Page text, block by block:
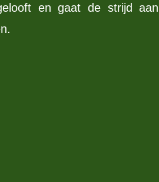
en gaat de strijd